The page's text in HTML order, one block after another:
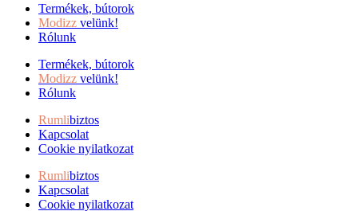
Termékek, bútorok
Modizz velünk!
Rólunk
Termékek, bútorok
Modizz velünk!
Rólunk
Rumlibiztos
Kapcsolat
Cookie nyilatkozat
Rumlibiztos
Kapcsolat
Cookie nyilatkozat